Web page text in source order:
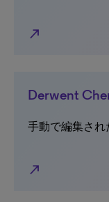
north_east
Derwent
手動で編集さ
north_east